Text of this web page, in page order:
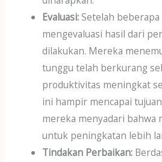
Evaluasi: Setelah
mengevaluasi hasil dari
dilakukan. Mereka
tunggu telah berkurang
produktivitas meningkat
ini hampir mencapai
mereka menyadari bahwa
untuk peningkatan lebih
Tindakan Perbaikan: